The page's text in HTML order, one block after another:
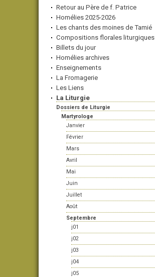
Retour au Père de f. Patrice
Homélies 2025-2026
Les chants des moines de Tamié
Compositions florales liturgiques
Billets du jour
Homélies archives
Enseignements
La Fromagerie
Les Liens
La Liturgie
Dossiers de Liturgie
Martyrologe
Janvier
Février
Mars
Avril
Mai
Juin
Juillet
Août
Septembre
j01
j02
j03
j04
j05